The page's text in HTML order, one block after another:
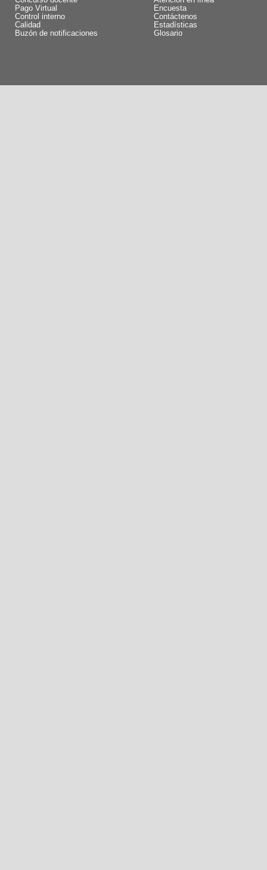
Pago Virtual
Control interno
Calidad
Buzón de notificaciones
Encuesta
Contáctenos
Estadísticas
Glosario